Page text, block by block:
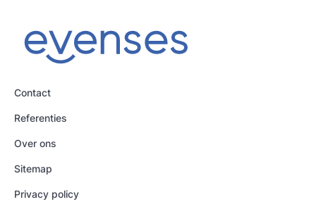
Contact
Referenties
Over ons
Sitemap
Privacy policy